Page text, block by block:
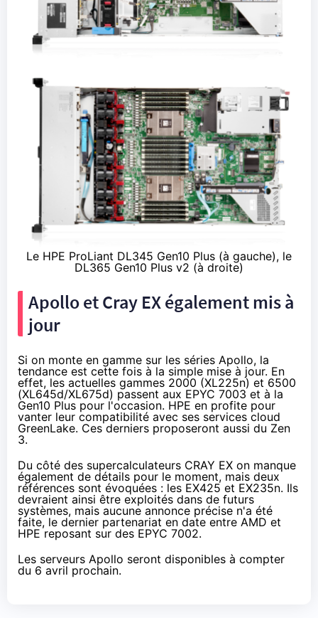
Le HPE ProLiant DL345 Gen10 Plus (à gauche), le
DL365 Gen10 Plus v2 (à droite)
Apollo et Cray EX également mis à
jour
Si on monte en gamme sur les séries Apollo, la
tendance est cette fois à la simple mise à jour. En
effet, les actuelles gammes 2000 (XL225n) et 6500
(XL645d/XL675d) passent aux EPYC 7003 et à la
Gen10 Plus pour l'occasion. HPE en profite pour
vanter leur compatibilité avec ses services cloud
GreenLake. Ces derniers proposeront aussi du Zen
3.
Du côté des supercalculateurs CRAY EX on manque
également de détails pour le moment, mais deux
références sont évoquées : les EX425 et EX235n. Ils
devraient ainsi être exploités dans de futurs
systèmes, mais aucune annonce précise n'a été
faite, le dernier partenariat en date entre AMD et
HPEreposant sur des EPYC 7002.
Les serveurs Apollo seront disponibles à compter
du 6 avril prochain.